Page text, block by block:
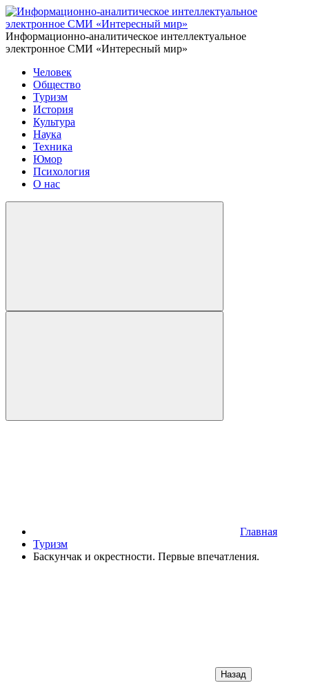
Информационно-аналитическое интеллектуальное
электронное СМИ «Интересный мир»
Человек
Общество
Туризм
История
Культура
Наука
Техника
Юмор
Психология
О нас
Главная
Туризм
Баскунчак и окрестности. Первые впечатления.
Назад